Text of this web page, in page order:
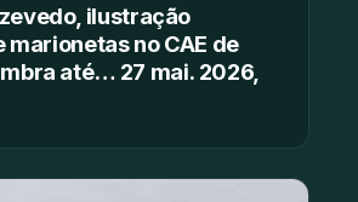
ilustração
no CAE de
até… 27 mai. 2026,